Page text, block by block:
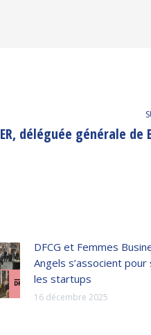
déléguée générale de
DFCG et Femmes
Angels s’associent
les startups
16 décembre 2025